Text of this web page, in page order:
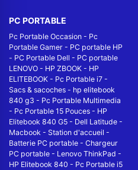
PC PORTABLE
Pc Portable Occasion - Pc
Portable Gamer - PC portable HP
- PC Portable Dell - PC portable
LENOVO - HP ZBOOK - HP
ELITEBOOK - Pc Portable i7 -
Sacs & sacoches - hp elitebook
840 g3 - Pc Portable Multimedia
- Pc Portable 15 Pouces - HP
Elitebook 840 G5 - Dell Latitude -
Macbook - Station d'accueil -
Batterie PC portable - Chargeur
PC portable - Lenovo ThinkPad -
HP Elitebook 840 - Pc Portable i5